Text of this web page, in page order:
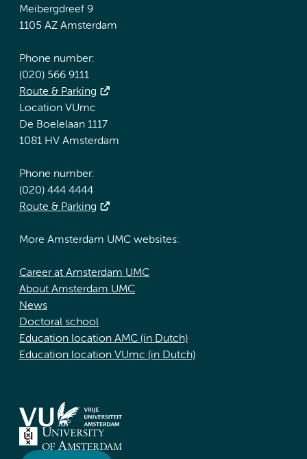
Meibergdreef 9
1105 AZ Amsterdam
Phone number:
(020) 566 9111
Route & Parking
Location VUmc
De Boelelaan 1117
1081 HV Amsterdam
Phone number:
(020) 444 4444
Route & Parking
More Amsterdam UMC websites:
Career at Amsterdam UMC
About Amsterdam UMC
News
Doctoral school
Education location AMC (in Dutch)
Education location VUmc (in Dutch)